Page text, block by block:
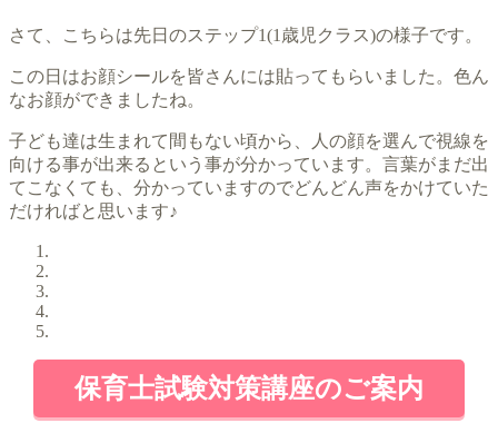
さて、こちらは先日のステップ1(1歳児クラス)の様子です。
この日はお顔シールを皆さんには貼ってもらいました。色ん
なお顔ができましたね。
子ども達は生まれて間もない頃から、人の顔を選んで視線を
向ける事が出来るという事が分かっています。言葉がまだ出
てこなくても、分かっていますのでどんどん声をかけていた
だければと思います♪
保育士試験対策講座のご案内